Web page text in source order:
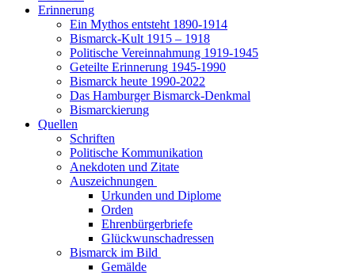
Erinnerung
Ein Mythos entsteht 1890-1914
Bismarck-Kult 1915 – 1918
Politische Vereinnahmung 1919-1945
Geteilte Erinnerung 1945-1990
Bismarck heute 1990-2022
Das Hamburger Bismarck-Denkmal
Bismarckierung
Quellen
Schriften
Politische Kommunikation
Anekdoten und Zitate
Auszeichnungen
Urkunden und Diplome
Orden
Ehrenbürgerbriefe
Glückwunschadressen
Bismarck im Bild
Gemälde